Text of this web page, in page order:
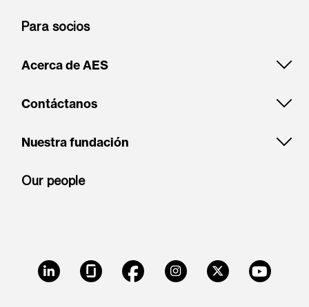
Para socios
Acerca de AES
Contáctanos
Nuestra fundación
Our people
LinkedIn GlassdoorFacebookInstagramX Youtube